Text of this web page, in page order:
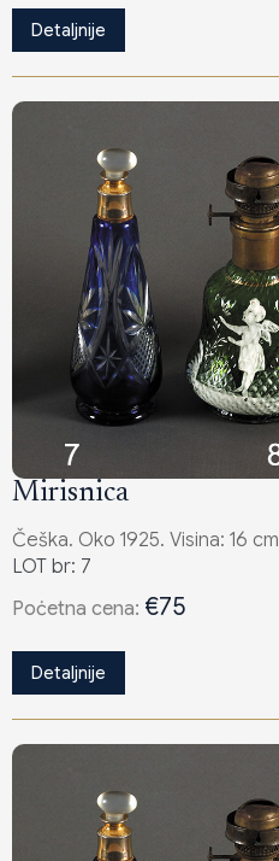
Detaljnije
Mirisnica
Češka. Oko 1925. Visina: 16 cm
LOT br: 7
Poċetna cena: €75
Detaljnije